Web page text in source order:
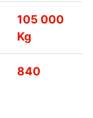
105 000
Kg
840